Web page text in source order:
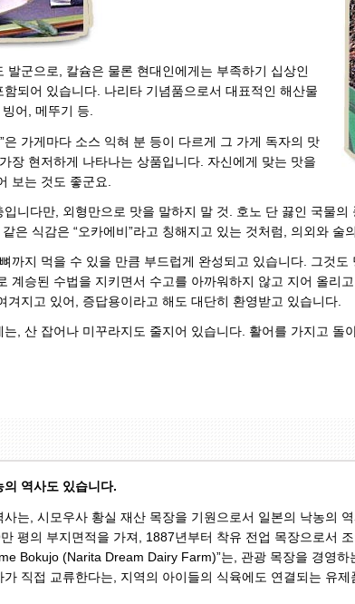
발군으로, 칼슘은 물론 현대인에게는 부족하기 십상인
되어 있습니다. 나리타 기념품으로서 대표적인 해산물
어, 메뚜기 등.
은 가게마다 소스 익혀 분 등이 다르게 그 가게 독자의 맛
장 현저하게 나타나는 상품입니다. 자신에게 맞는 맛을
보는 것도 좋군요.
니다만, 외형만으로 맛을 말하지 말 것. 호노 단 끓인 국물
은 식감은 “오카에비”라고 칭해지고 있는 것처럼, 의외와 술
까지 먹을 수 있을 만큼 부드럽게 완성되고 있습니다. 그것도
계승된 수법을 지키면서 수고를 아까워하지 않고 지어 올리
겨지고 있어, 증답용이라고 해도 대단히 환영받고 있습니다.
는, 산 잡어나 미꾸라지도 줄지어 있습니다. 활어를 가지고 돌
의 역사도 있습니다.
는, 시모우사 황실 재산 목장을 기원으로서 일본의 낙농의
평의 부지면적을 가져, 1887년부터 착유 전업 목장으로서
Bokujo (Narita Dream Dairy Farm)”는, 관광 목장을 경영
직접 교류한다는, 지역의 아이들의 식육에도 연결되는 유